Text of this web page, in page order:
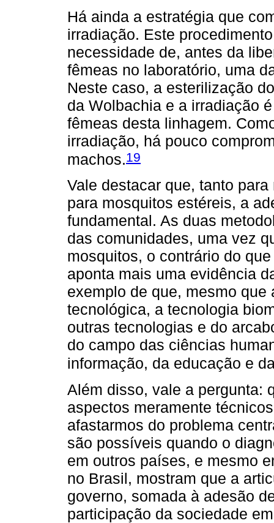
Há ainda a estratégia que
irradiação. Este
necessidade de, antes da
fêmeas no laboratório, uma
Neste caso, a esterilização
da Wolbachia e a irradiação
fêmeas desta linhagem.
irradiação, há pouco
machos.19
Vale destacar que, tanto
para mosquitos estéreis, a
fundamental. As duas
das comunidades, uma vez
mosquitos, o contrário do
aponta mais uma evidência
exemplo de que, mesmo
tecnológica, a tecnologia
outras tecnologias e do
do campo das ciências
informação, da educação e
Além disso, vale a pergunta:
aspectos meramente
afastarmos do problema
são possíveis quando o
em outros países, e mesmo
no Brasil, mostram que a
governo, somada à adesão
participação da sociedade